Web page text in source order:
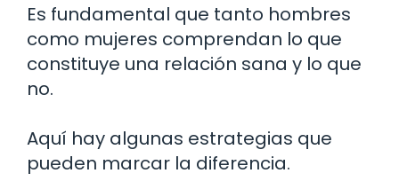
Es fundamental que tanto hombres
como mujeres comprendan lo que
constituye una relación sana y lo que
no.
Aquí hay algunas estrategias que
pueden marcar la diferencia.